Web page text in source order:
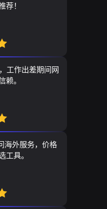
荐！
工作出差期间网
赖。
海外服务，价格
工具。